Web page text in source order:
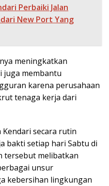
Perbaiki Jalan
New Port Yang
meningkatkan
juga membantu
karena perusahaan
tenaga kerja dari
secara rutin
bakti setiap hari Sabtu di
tersebut melibatkan
unsur
kebersihan lingkungan